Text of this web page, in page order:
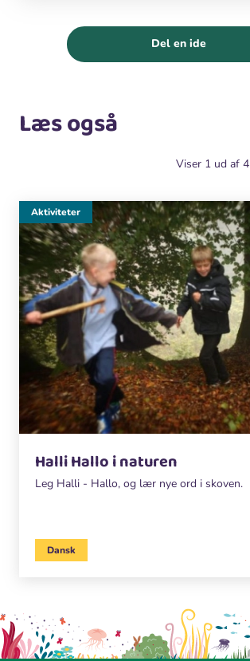
Del en ide
Læs også
Viser 1 ud af 4
Halli Hallo i naturen
Leg Halli - Hallo, og lær nye ord i skoven.
Aktiviteter
Dansk